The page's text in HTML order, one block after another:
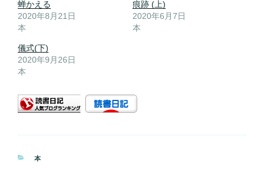
蝉かえる
2020年8月21日
本
痕跡 (上)
2020年6月7日
本
儀式(下)
2020年9月26日
本
カ
本